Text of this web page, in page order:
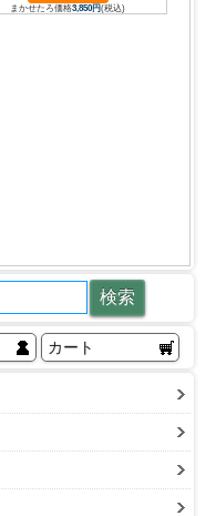
まかせたろ価格3,850円(税込)
カート